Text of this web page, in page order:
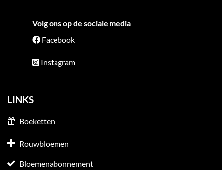
Volg ons op de sociale media
Facebook
Instagram
LINKS
Boeketten
Rouwbloemen
Bloemenabonnement